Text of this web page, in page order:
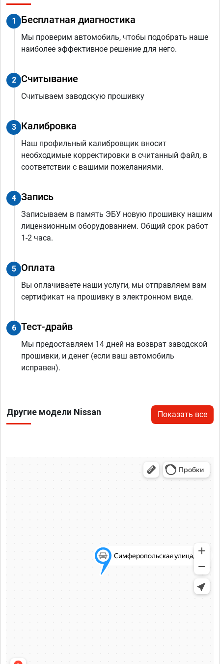
1 Бесплатная диагностика
Мы проверим автомобиль, чтобы подобрать наше
наиболее эффективное решение для него.
2 Считывание
Считываем заводскую прошивку
3 Калибровка
Наш профильный калибровщик вносит
необходимые корректировки в считанный файл, в
соответствии с вашими пожеланиями.
4 Запись
Записываем в память ЭБУ новую прошивку нашим
лицензионным оборудованием. Общий срок работ
1-2 часа.
5 Оплата
Вы оплачиваете наши услуги, мы отправляем вам
сертификат на прошивку в электронном виде.
6 Тест-драйв
Мы предоставляем 14 дней на возврат заводской
прошивки, и денег (если ваш автомобиль
исправен).
Другие модели Nissan Показать все